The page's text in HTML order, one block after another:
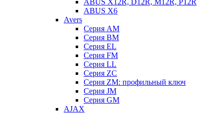
ABUS X12R, D12R, M12R, P12R
ABUS X6
Avers
Серия AM
Серия BM
Серия EL
Серия FM
Серия LL
Серия ZC
Серия ZM: профильный ключ
Серия JM
Серия GM
AJAX